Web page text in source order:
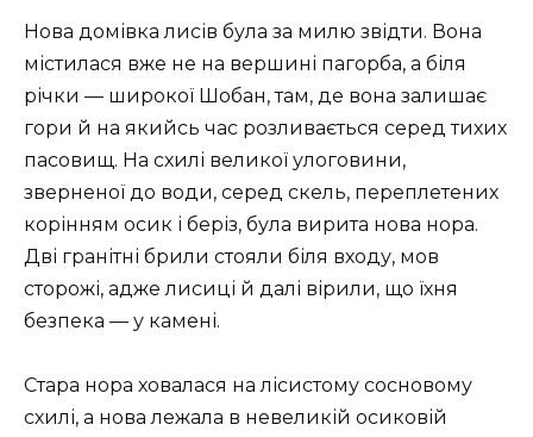
Нова домівка лисів була за милю звідти. Вона
містилася вже не на вершині пагорба, а біля
річки — широкої Шобан, там, де вона залишає
гори й на якийсь час розливається серед тихих
пасовищ. На схилі великої улоговини,
зверненої до води, серед скель, переплетених
корінням осик і беріз, була вирита нова нора.
Дві гранітні брили стояли біля входу, мов
сторожі, адже лисиці й далі вірили, що їхня
безпека — у камені.
Стара нора ховалася на лісистому сосновому
схилі, а нова лежала в невеликій осиковій